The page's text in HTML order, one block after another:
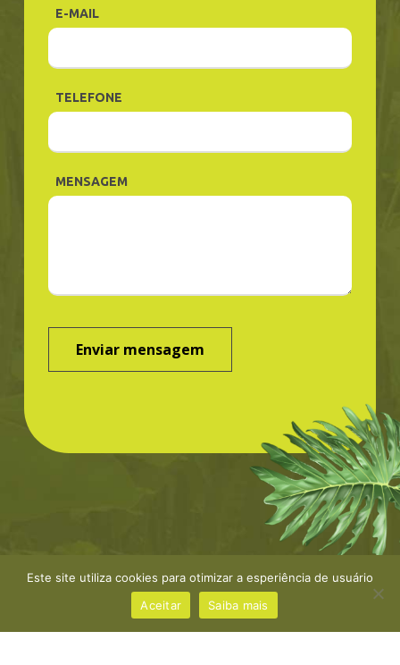
E-MAIL
TELEFONE
MENSAGEM
©Greenbond | site porNaçãoDesign |Política de
privacidade
Este site utiliza cookies para otimizar a esperiência de usuário
Aceitar
Saiba mais